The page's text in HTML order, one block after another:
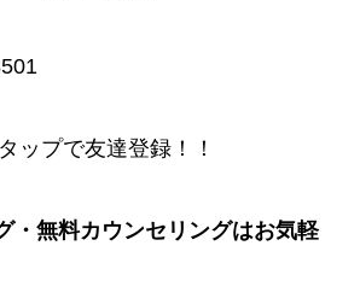
8501
ップで友達登録！！
・無料カウンセリングはお気軽